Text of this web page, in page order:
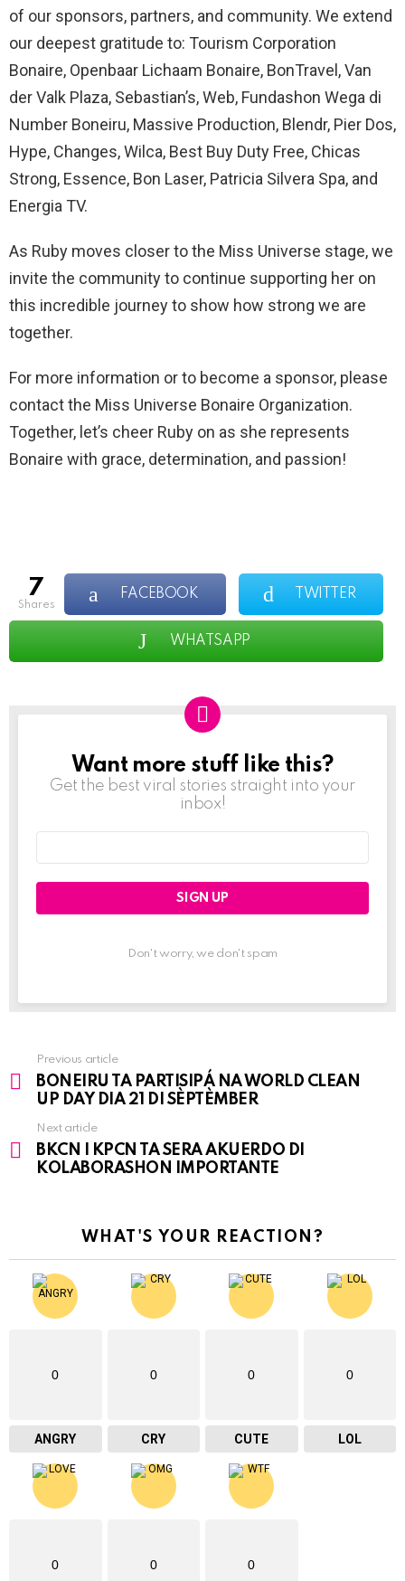
of our sponsors, partners, and community. We extend
our deepest gratitude to: Tourism Corporation
Bonaire, Openbaar Lichaam Bonaire, BonTravel, Van
der Valk Plaza, Sebastian’s, Web, Fundashon Wega di
Number Boneiru, Massive Production, Blendr, Pier Dos,
Hype, Changes, Wilca, Best Buy Duty Free, Chicas
Strong, Essence, Bon Laser, Patricia Silvera Spa, and
Energia TV.
As Ruby moves closer to the Miss Universe stage, we
invite the community to continue supporting her on
this incredible journey to show how strong we are
together.
For more information or to become a sponsor, please
contact the Miss Universe Bonaire Organization.
Together, let’s cheer Ruby on as she represents
Bonaire with grace, determination, and passion!
7
shares
FACEBOOK TWITTER
WHATSAPP
NEWSLETTER
Want more stuff like this?
Get the best viral stories straight into your
inbox!
Don't worry, we don't spam
See
more
Previous article
BONEIRU TA PARTISIPÁ NA WORLD CLEAN
UP DAY DIA 21 DI SÈPTÈMBER
Next article
BKCN I KPCN TA SERA AKUERDO DI
KOLABORASHON IMPORTANTE
WHAT'S YOUR REACTION?
0
ANGRY
0
CRY
0
CUTE
0
LOL
0 0 0